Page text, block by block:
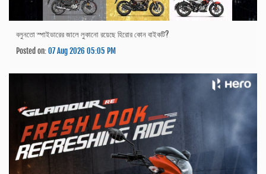
বলুনতো স্পাইডারের জালে লুকানো রয়েছে হিরোর কোন বাইকটি?
Posted on:07 Aug 2026 05:05 PM